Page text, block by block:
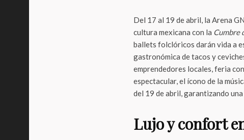
Del 17 al 19 de abril, la Arena
cultura mexicana con la Cumbre
ballets folclóricos darán vida a
gastronómica de tacos y
emprendedores locales, feria
espectacular, el ícono de la
del 19 de abril, garantizando
Lujo y confort